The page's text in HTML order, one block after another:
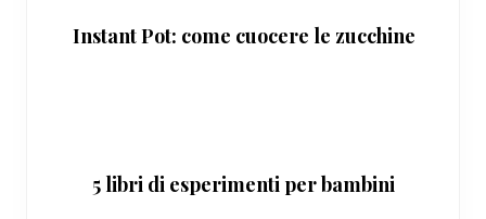
Instant Pot: come cuocere le zucchine
5 libri di esperimenti per bambini